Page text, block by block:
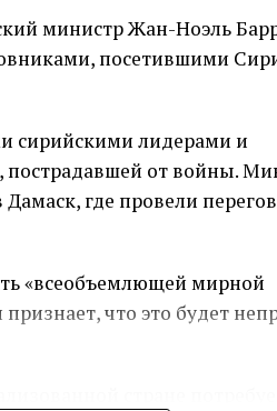
чтобы
а также
рычаг давления на
но которая
смягчении или
министр Жан-Ноэль
посетившими
сирийскими лидерами и
пострадавшей от войны.
где провели
«всеобъемлющей мирной
что это будет